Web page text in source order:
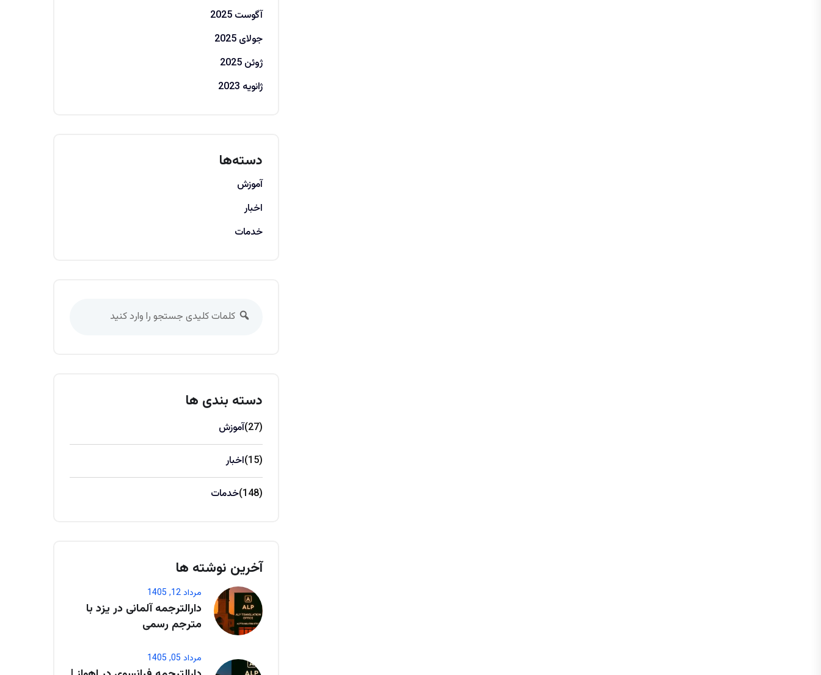
آگوست 2025
جولای 2025
ژوئن 2025
ژانویه 2023
دسته‌ها
آموزش
اخبار
خدمات
دسته بندی ها
آموزش (27)
اخبار (15)
خدمات (148)
آخرین نوشته ها
مرداد 12, 1405
دارالترجمه آلمانی در یزد با
مترجم رسمی
مرداد 05, 1405